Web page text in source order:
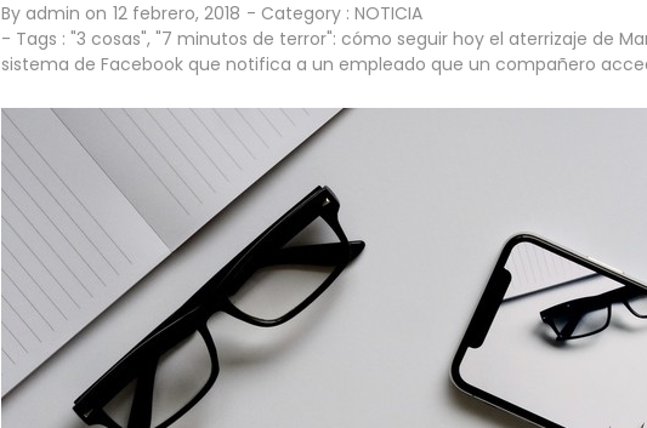
By admin on 12 febrero, 2018 - Category : NOTICIA
- Tags : "3 cosas", "7 minutos de terror": cómo seguir hoy el aterrizaje de
sistema de Facebook que notifica a un empleado que un compañero